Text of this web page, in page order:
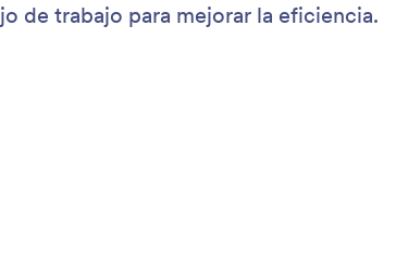
de trabajo para mejorar la eficiencia.